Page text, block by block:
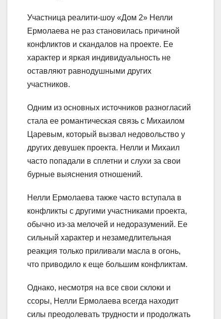
Участница реалити-шоу «Дом 2» Нелли
Ермолаева не раз становилась причиной
конфликтов и скандалов на проекте. Ее
характер и яркая индивидуальность не
оставляют равнодушными других
участников.
Одним из основных источников разногласий
стала ее романтическая связь с Михаилом
Царевым, который вызвал недовольство у
других девушек проекта. Нелли и Михаил
часто попадали в сплетни и слухи за свои
бурные выяснения отношений.
Нелли Ермолаева также часто вступала в
конфликты с другими участниками проекта,
обычно из-за мелочей и недоразумений. Ее
сильный характер и незамедлительная
реакция только приливали масла в огонь,
что приводило к еще большим конфликтам.
Однако, несмотря на все свои склоки и
ссоры, Нелли Ермолаева всегда находит
силы преодолевать трудности и продолжать